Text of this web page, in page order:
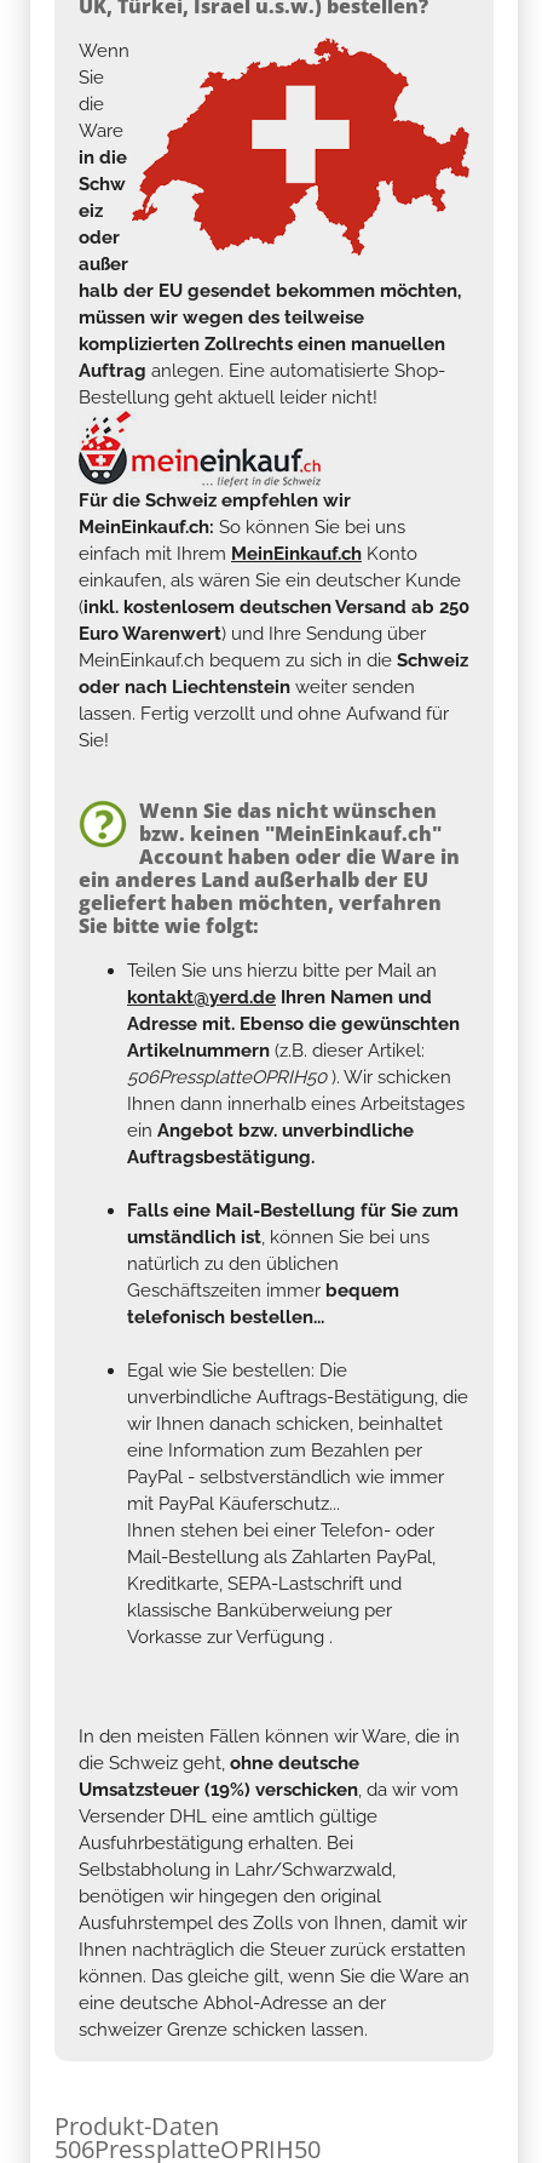
UK, Türkei, Israel u.s.w.) bestellen?
Wenn
Sie
die
Ware
in die
Schw
eiz
oder
außer
halb der EU gesendet bekommen möchten,
müssen wir wegen des teilweise
komplizierten Zollrechts einen manuellen
Auftrag anlegen. Eine automatisierte Shop-
Bestellung geht aktuell leider nicht!
Für die Schweiz empfehlen wir
MeinEinkauf.ch: So können Sie bei uns
einfach mit Ihrem MeinEinkauf.ch Konto
einkaufen, als wären Sie ein deutscher Kunde
(inkl. kostenlosem deutschen Versand ab 250
Euro Warenwert) und Ihre Sendung über
MeinEinkauf.ch bequem zu sich in die Schweiz
oder nach Liechtenstein weiter senden
lassen. Fertig verzollt und ohne Aufwand für
Sie!
Wenn Sie das nicht wünschen
bzw. keinen "MeinEinkauf.ch"
Account haben oder die Ware in
ein anderes Land außerhalb der EU
geliefert haben möchten, verfahren
Sie bitte wie folgt:
Teilen Sie uns hierzu bitte per Mail an
kontakt@yerd.de Ihren Namen und
Adresse mit. Ebenso die gewünschten
Artikelnummern (z.B. dieser Artikel:
506PressplatteOPRIH50). Wir schicken
Ihnen dann innerhalb eines Arbeitstages
ein Angebot bzw. unverbindliche
Auftragsbestätigung.
Falls eine Mail-Bestellung für Sie zum
umständlich ist, können Sie bei uns
natürlich zu den üblichen
Geschäftszeiten immer bequem
telefonisch bestellen...
Egal wie Sie bestellen: Die
unverbindliche Auftrags-Bestätigung, die
wir Ihnen danach schicken, beinhaltet
eine Information zum Bezahlen per
PayPal - selbstverständlich wie immer
mit PayPal Käuferschutz...
Ihnen stehen bei einer Telefon- oder
Mail-Bestellung als Zahlarten PayPal,
Kreditkarte, SEPA-Lastschrift und
klassische Banküberweiung per
Vorkasse zur Verfügung .
In den meisten Fällen können wir Ware, die in
die Schweiz geht, ohne deutsche
Umsatzsteuer (19%) verschicken, da wir vom
Versender DHL eine amtlich gültige
Ausfuhrbestätigung erhalten. Bei
Selbstabholung in Lahr/Schwarzwald,
benötigen wir hingegen den original
Ausfuhrstempel des Zolls von Ihnen, damit wir
Ihnen nachträglich die Steuer zurück erstatten
können. Das gleiche gilt, wenn Sie die Ware an
eine deutsche Abhol-Adresse an der
schweizer Grenze schicken lassen.
Produkt-Daten
506PressplatteOPRIH50